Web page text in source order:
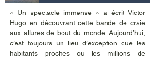
« Un spectacle immense » a écrit Victor
Hugo en découvrant cette bande de craie
aux allures de bout du monde. Aujourd’hui,
c’est toujours un lieu d’exception que les
habitants proches ou les millions de